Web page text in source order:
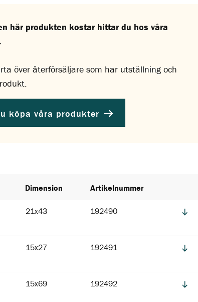
här produkten kostar hittar du hos våra
över återförsäljare som har utställning och
köpa våra produkter
Dimension Artikelnummer
21x43 192490
15x27 192491
15x69 192492